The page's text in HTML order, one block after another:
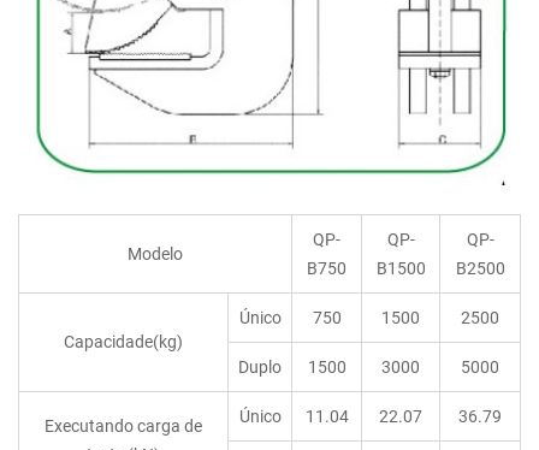
Modelo
QP-
B750
QP-
B1500
QP-
B2500
Capacidade(kg)
Único 750 1500 2500
Duplo 1500 3000 5000
Executando carga de
Único 11.04 22.07 36.79